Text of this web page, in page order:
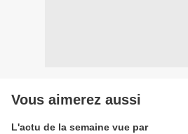
Vous aimerez aussi
L'actu de la semaine vue par